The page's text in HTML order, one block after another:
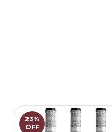
23%
OFF